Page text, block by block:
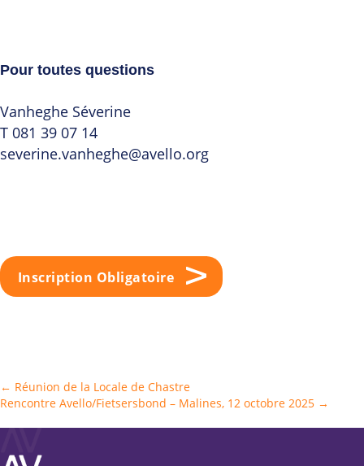
Pour toutes questions
Vanheghe Séverine
T 081 39 07 14
severine.vanheghe@avello.org
Inscription Obligatoire
Posts
← Réunion de la Locale de Chastre
Rencontre Avello/Fietsersbond – Malines, 12 octobre 2025 →